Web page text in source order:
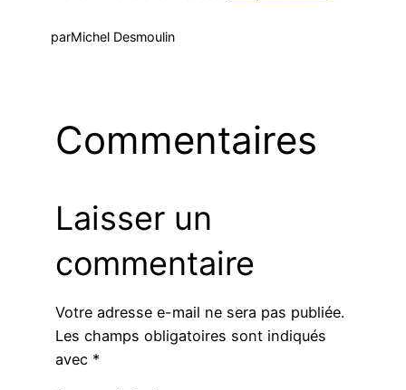
parMichel Desmoulin
Commentaires
Laisser un
commentaire
Votre adresse e-mail ne sera pas publiée.
Les champs obligatoires sont indiqués
avec *